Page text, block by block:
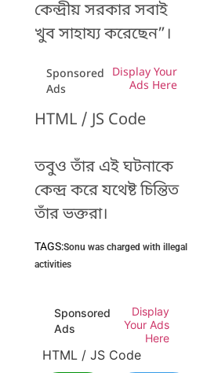
কেন্দ্রীয় সরকার সবাই
খুব সাহায্য করেছেন”।
Sponsored
Ads
Display Your
Ads Here
HTML / JS Code
তবুও তাঁর এই ঘটনাকে
কেন্দ্র করে যথেষ্ট চিন্তিত
তাঁর ভক্তরা।
TAGS:Sonu was charged with illegal
activities
Sponsored
Ads
Display
Your Ads
Here
HTML / JS Code